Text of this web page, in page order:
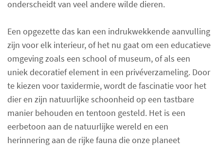
onderscheidt van veel andere wilde dieren.
Een opgezette das kan een indrukwekkende aanvulling
zijn voor elk interieur, of het nu gaat om een educatieve
omgeving zoals een school of museum, of als een
uniek decoratief element in een privéverzameling. Door
te kiezen voor taxidermie, wordt de fascinatie voor het
dier en zijn natuurlijke schoonheid op een tastbare
manier behouden en tentoon gesteld. Het is een
eerbetoon aan de natuurlijke wereld en een
herinnering aan de rijke fauna die onze planeet